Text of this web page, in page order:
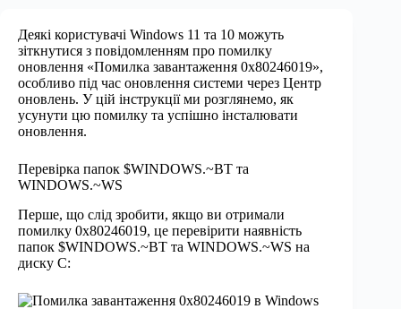
Деякі користувачі Windows 11 та 10 можуть
зіткнутися з повідомленням про помилку
оновлення «Помилка завантаження 0x80246019»,
особливо під час оновлення системи через Центр
оновлень. У цій інструкції ми розглянемо, як
усунути цю помилку та успішно інсталювати
оновлення.
Перевірка папок $WINDOWS.~BT та
WINDOWS.~WS
Перше, що слід зробити, якщо ви отримали
помилку 0x80246019, це перевірити наявність
папок $WINDOWS.~BT та WINDOWS.~WS на
диску C: